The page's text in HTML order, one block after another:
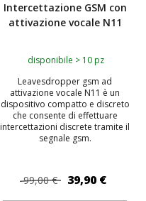
Intercettazione GSM con
attivazione vocale N11
disponibile > 10 pz
Leavesdropper gsm ad
attivazione vocale N11 è un
dispositivo compatto e discreto
che consente di effettuare
intercettazioni discrete tramite il
segnale gsm.
99,00 € 39,90 €